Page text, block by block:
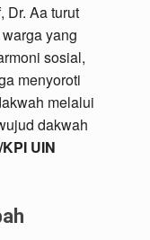
Dr. Aa turut
yang
sosial,
menyoroti
melalui
dakwah
UIN